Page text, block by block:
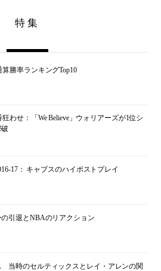
特集
勝率ランキングTop10
わせ：「We Believe」ウォリアーズが1位シ
17： キャブスのハイポストプレイ
引退とNBAのリアクション
当時のセルティックスとレイ・アレンの関